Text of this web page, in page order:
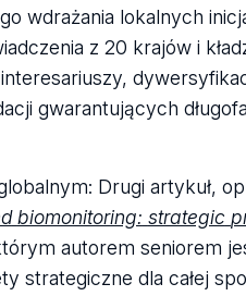
wdrażania lokalnych
z 20 krajów i
gwarantujących
Drugi artykuł,
biomonitoring: strategic
autorem seniorem
dla całej